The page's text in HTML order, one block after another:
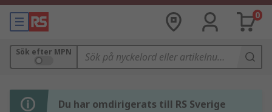
0
Sök efter MPN
Du har omdirigerats till RS Sverige